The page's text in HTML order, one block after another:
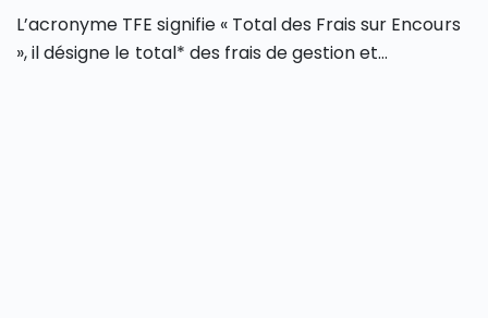
L’acronyme TFE signifie « Total des Frais sur Encours
», il désigne le total* des frais de gestion et